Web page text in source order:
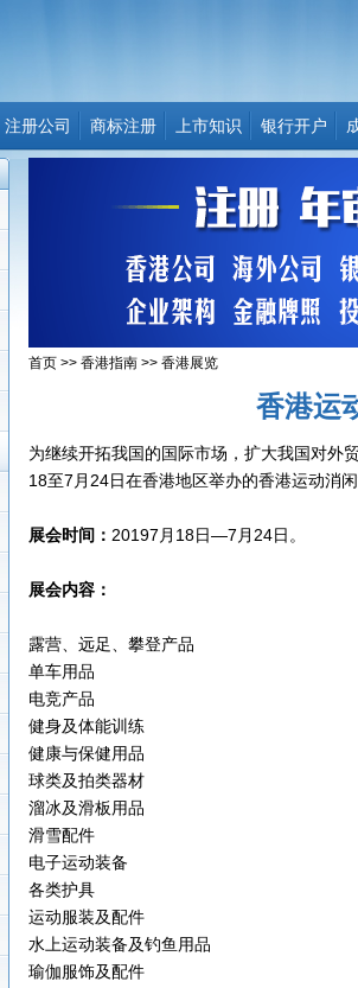
注册公司 商标注册 上市知识 银行开户
首页 >> 香港指南 >> 香港展览
香港运
为继续开拓我国的国际市场，扩大我国对外
18至7月24日在香港地区举办的香港运动消
展会时间： 20197月18日—7月24日。
展会内容：
露营、远足、攀登产品
单车用品
电竞产品
健身及体能训练
健康与保健用品
球类及拍类器材
溜冰及滑板用品
滑雪配件
电子运动装备
各类护具
运动服装及配件
水上运动装备及钓鱼用品
瑜伽服饰及配件